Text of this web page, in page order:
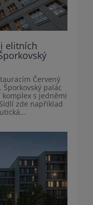
elitních
Červený
Šporkovský palác
s jedněmi
zde například